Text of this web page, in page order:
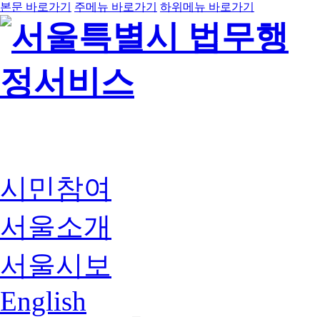
본문 바로가기 주메뉴 바로가기 하위메뉴 바로가기
시민참여
서울소개
서울시보
English